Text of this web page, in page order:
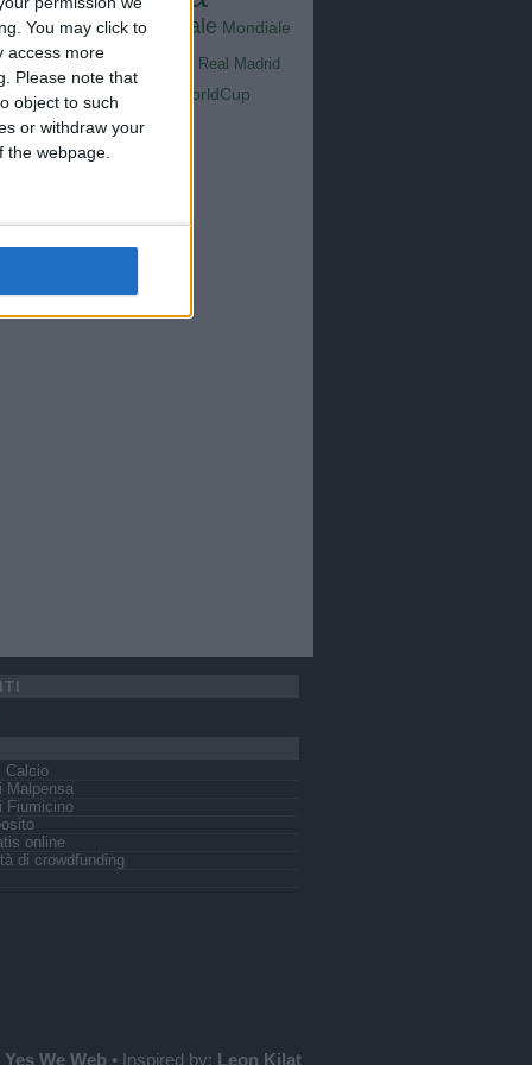
You may click to
access more
Please note that
object to such
or withdraw your
webpage.
Lazio Milan Mondiale Mondiale
Nazionale Real Madrid
Serie A
WorldCup
Calcio
Malpensa
Fiumicino
online
di crowdfunding
Yes We Web • Inspired by: Leon Kilat